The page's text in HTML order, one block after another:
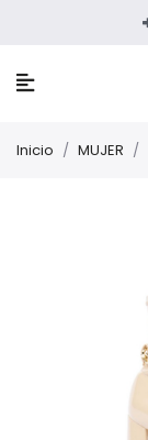
Inicio / MUJER /